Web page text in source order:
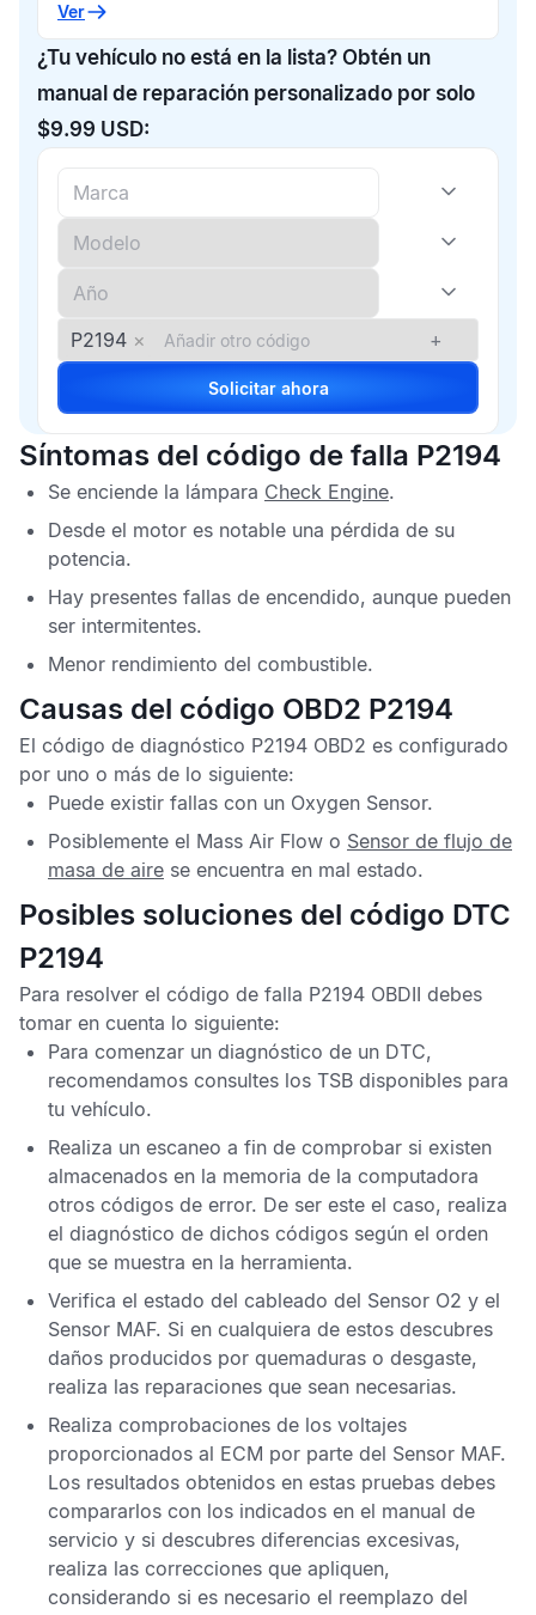
Ver
¿Tu vehículo no está en la lista? Obtén un
manual de reparación personalizado por solo
$9.99 USD:
P2194 × +
Solicitar ahora
Síntomas del código de falla P2194
Se enciende la lámpara Check Engine.
Desde el motor es notable una pérdida de su
potencia.
Hay presentes fallas de encendido, aunque pueden
ser intermitentes.
Menor rendimiento del combustible.
Causas del código OBD2 P2194
El código de diagnóstico P2194 OBD2 es configurado
por uno o más de lo siguiente:
Puede existir fallas con un Oxygen Sensor.
Posiblemente el Mass Air Flow o Sensor de flujo de
masa de aire se encuentra en mal estado.
Posibles soluciones del código DTC
P2194
Para resolver el código de falla P2194 OBDII debes
tomar en cuenta lo siguiente:
Para comenzar un diagnóstico de un DTC,
recomendamos consultes los TSB disponibles para
tu vehículo.
Realiza un escaneo a fin de comprobar si existen
almacenados en la memoria de la computadora
otros códigos de error. De ser este el caso, realiza
el diagnóstico de dichos códigos según el orden
que se muestra en la herramienta.
Verifica el estado del cableado del Sensor O2 y el
Sensor MAF. Si en cualquiera de estos descubres
daños producidos por quemaduras o desgaste,
realiza las reparaciones que sean necesarias.
Realiza comprobaciones de los voltajes
proporcionados al ECM por parte del Sensor MAF.
Los resultados obtenidos en estas pruebas debes
compararlos con los indicados en el manual de
servicio y si descubres diferencias excesivas,
realiza las correcciones que apliquen,
considerando si es necesario el reemplazo del